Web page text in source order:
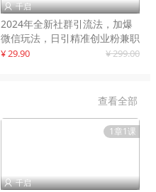
 千启
2024年全新社群引流法，加爆
微信玩法，日引精准创业粉兼职
粉200+
¥ 29.90 ¥ 299.00
查看全部
1章1课
 千启